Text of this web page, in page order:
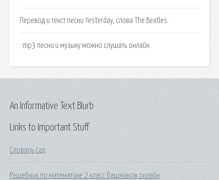
Перевод и текст песни Yesterday, слова The Beatles.
: mp3 песни и музыку можно слушать онлайн.
Links to Important Stuff
Словарь сад
Решебник по математике 2 класс башмаков онлайн
An Informative Text Blurb